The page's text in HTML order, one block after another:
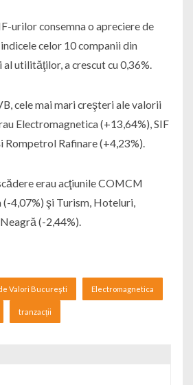
urilor consemna o apreciere de
celor 10 companii din
utilităţilor, a crescut cu 0,36%.
cele mai mari creşteri ale valorii
Electromagnetica (+13,64%), SIF
Rompetrol Rafinare (+4,23%).
erau acţiunile COMCM
(-4,07%) şi Turism, Hoteluri,
(-2,44%).
Valori Bucureşti Electromagnetica
tranzacții